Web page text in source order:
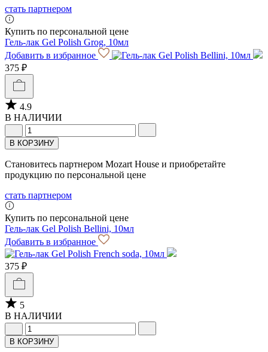
стать партнером
Купить по персональной цене
Гель-лак Gel Polish Grog, 10мл
Добавить в избранное
375 ₽
4.9
В НАЛИЧИИ
В КОРЗИНУ
Становитесь партнером Mozart House и приобретайте
продукцию по персональной цене
стать партнером
Купить по персональной цене
Гель-лак Gel Polish Bellini, 10мл
Добавить в избранное
375 ₽
5
В НАЛИЧИИ
В КОРЗИНУ